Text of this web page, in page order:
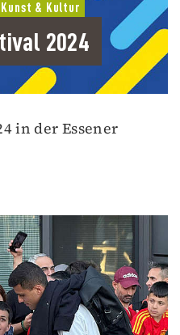
Kunst & Kultur
2024
in der Essener